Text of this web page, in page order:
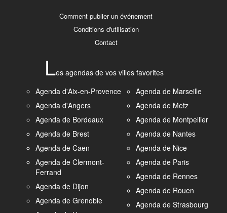
Comment publier un événement
Conditions d'utilisation
Contact
Les agendas de vos villes favorites
Agenda d'Aix-en-Provence
Agenda d'Angers
Agenda de Bordeaux
Agenda de Brest
Agenda de Caen
Agenda de Clermont-
Ferrand
Agenda de Dijon
Agenda de Grenoble
Agenda de Marseille
Agenda de Metz
Agenda de Montpellier
Agenda de Nantes
Agenda de Nice
Agenda de Paris
Agenda de Rennes
Agenda de Rouen
Agenda de Strasbourg